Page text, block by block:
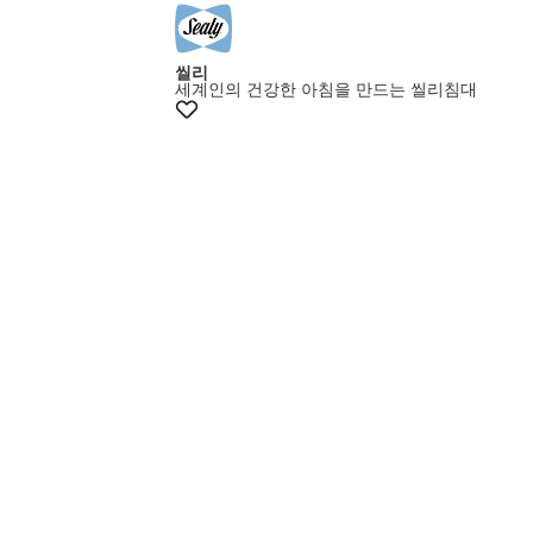
씰리
세계인의 건강한 아침을 만드는 씰리침대